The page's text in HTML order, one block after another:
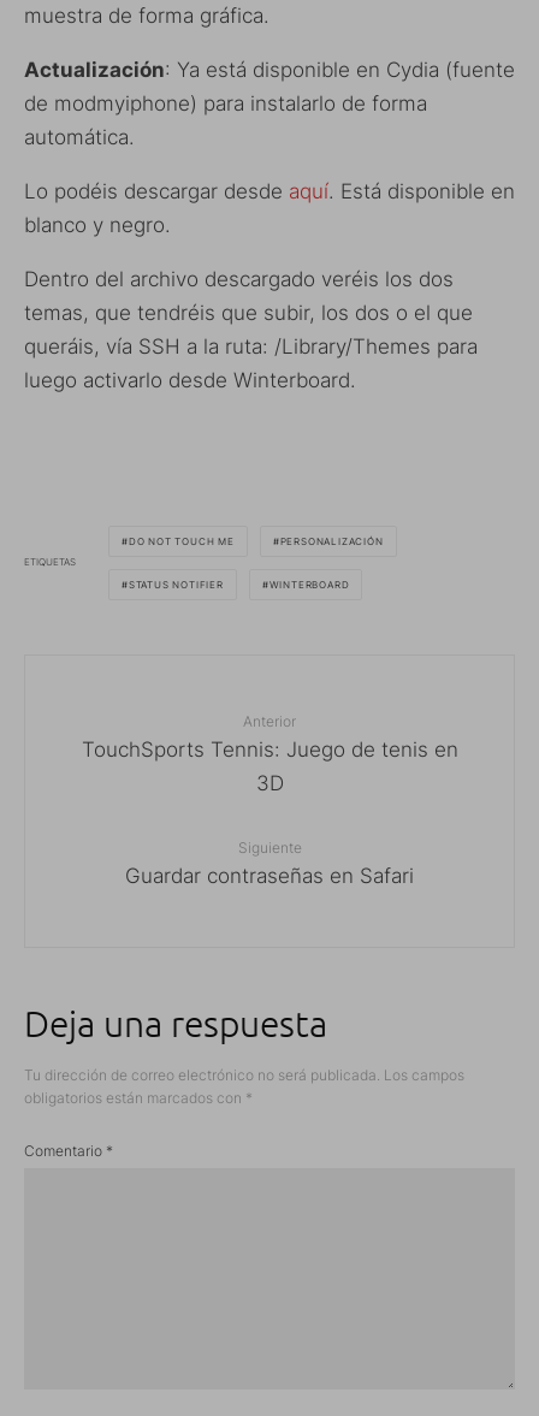
muestra de forma gráfica.
Actualización: Ya está disponible en Cydia (fuente
de modmyiphone) para instalarlo de forma
automática.
Lo podéis descargar desde aquí. Está disponible en
blanco y negro.
Dentro del archivo descargado veréis los dos
temas, que tendréis que subir, los dos o el que
queráis, vía SSH a la ruta: /Library/Themes para
luego activarlo desde Winterboard.
ETIQUETAS
DO NOT TOUCH ME PERSONALIZACIÓN
STATUS NOTIFIER WINTERBOARD
Anterior
TouchSports Tennis: Juego de tenis en
3D
Siguiente
Guardar contraseñas en Safari
Deja una respuesta
Tu dirección de correo electrónico no será publicada. Los campos
obligatorios están marcados con *
Comentario *